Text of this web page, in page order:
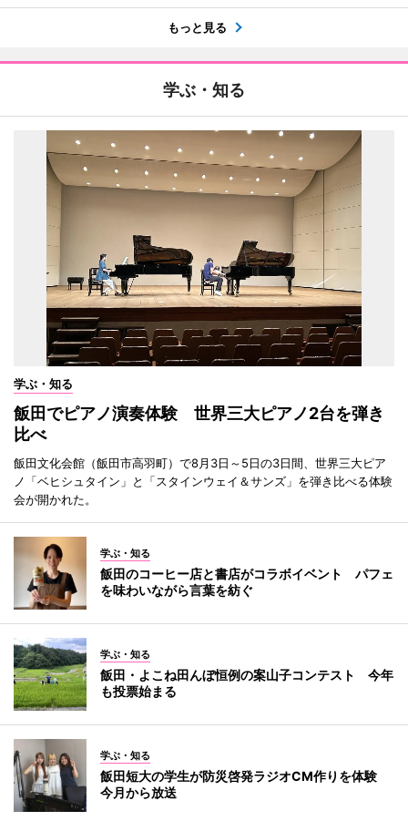
もっと見る
学ぶ・知る
学ぶ・知る
飯田でピアノ演奏体験 世界三大ピアノ2台を弾き
比べ
飯田文化会館（飯田市高羽町）で8月3日～5日の3日間、世界三大ピア
ノ「ベヒシュタイン」と「スタインウェイ＆サンズ」を弾き比べる体験
会が開かれた。
学ぶ・知る
飯田のコーヒー店と書店がコラボイベント パフェ
を味わいながら言葉を紡ぐ
学ぶ・知る
飯田・よこね田んぼ恒例の案山子コンテスト 今年
も投票始まる
学ぶ・知る
飯田短大の学生が防災啓発ラジオCM作りを体験
今月から放送